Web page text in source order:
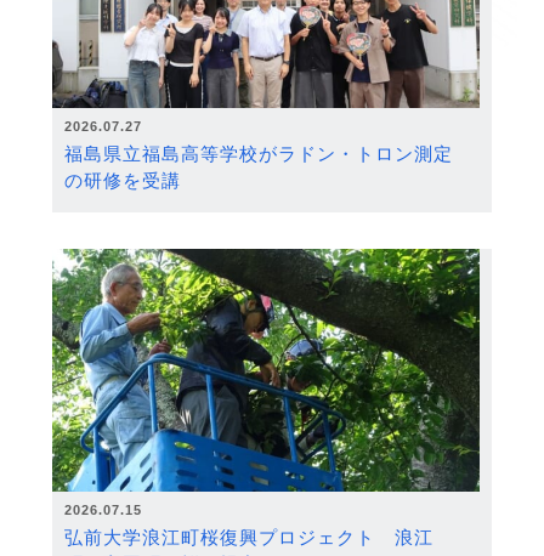
2026.07.27
福島県立福島高等学校がラドン・トロン測定
の研修を受講
2026.07.15
弘前大学浪江町桜復興プロジェクト 浪江